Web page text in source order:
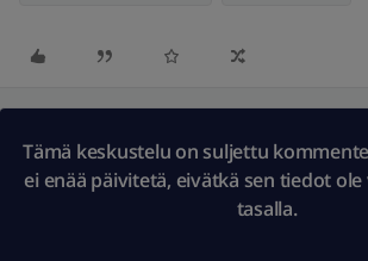
Tämä keskustelu on suljettu
ei enää päivitetä, eivätkä sen tiedot
tasalla.